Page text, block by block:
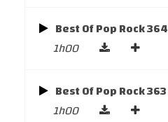
Best Of Pop Rock 364
1h00
Best Of Pop Rock 363
1h00